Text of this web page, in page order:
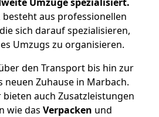
aus professionellen
sich darauf spezialisieren,
Umzugs zu organisieren.
den Transport bis hin zur
neuen Zuhause in Marbach.
auch Zusatzleistungen
wie das Verpacken und